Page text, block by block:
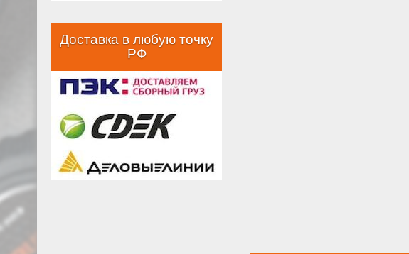
Доставка в любую точку
РФ